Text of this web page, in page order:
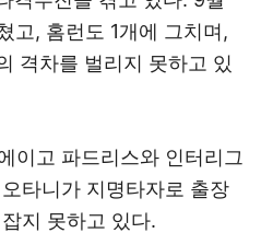
고, 홈런도 1개에 그치며,
격차를 벌리지 못하고 있
이고 파드리스와 인터리그
타니가 지명타자로 출장
지 못하고 있다.